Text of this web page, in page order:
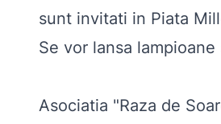
sunt invitati in Piata
Se vor lansa
Asociatia "Raza de